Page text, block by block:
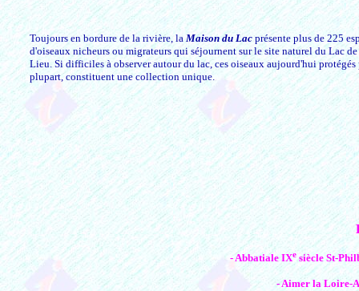
Toujours en bordure de la rivière, la Maison du Lacprésente plus de 225
d'oiseaux nicheurs ou migrateurs qui séjournent sur le site naturel du Lac de
Lieu. Si difficiles à observer autour du lac, ces oiseaux aujourd'hui protégés
plupart, constituent une collection unique.
- Abbatiale IXesiècle St-
- Aimer la Loire-